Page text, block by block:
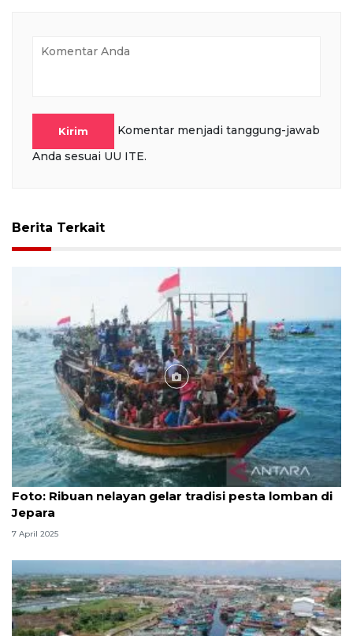
Kirim
Komentar menjadi tanggung-jawab
Anda sesuai UU ITE.
Berita Terkait
Foto
Foto: Ribuan nelayan gelar tradisi pesta lomban di
Jepara
7 April 2025